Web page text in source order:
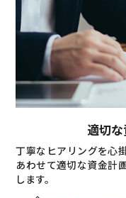
適切
丁寧なヒアリングを心
あわせて適切な資金計
します。